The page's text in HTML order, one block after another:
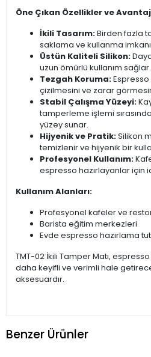
Öne Çıkan Özellikler ve
İkili Tasarım:Birden fazla
saklama ve kullanma
Üstün Kaliteli Silikon:
uzun ömürlü kullanım sağlar.
Tezgah Koruma:Espresso
çizilmesini ve zarar
Stabil Çalışma Yüzeyi:
tamperleme işlemi
yüzey sunar.
Hijyenik ve Pratik:Silikon
temizlenir ve hijyenik bir
Profesyonel Kullanım:
espresso hazırlayanlar için
Kullanım Alanları:
Profesyonel kafeler ve
Barista eğitim merkezleri
Evde espresso hazırlama
TMT-02 İkili Tamper Matı,
daha keyifli ve verimli hale
aksesuardır.
Benzer Ürünler